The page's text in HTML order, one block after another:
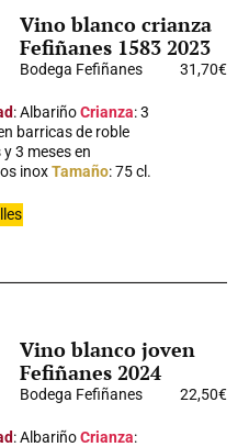
Vino blanco crianza
Fefiñanes 1583 2023
Bodega Fefiñanes 31,70€
: AlbariñoCrianza: 3
barricas de roble
3 meses en
inoxTamaño: 75 cl.
Vino blanco joven
Fefiñanes 2024
Bodega Fefiñanes 22,50€
: AlbariñoCrianza: